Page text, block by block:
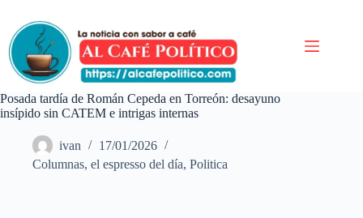
contenido
Posada tardía de Román Cepeda en Torreón: desayuno
insípido sin CATEM e intrigas internas
ivan
17/01/2026
Columnas, el espresso del día, Politica